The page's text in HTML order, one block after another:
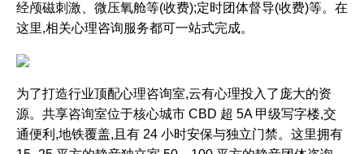
经颅磁刺激、微压氧舱等(收费);定时团体督导(收费)等。在
这里,相关心理咨询服务都可一站式完成。
为了打造行业顶配心理咨询室,云有心理投入了庞大的资
源。共享咨询室位于核心城市 CBD 超 5A 甲级写字楼,交
通便利,地铁覆盖,且有 24 小时安保与独立门禁。这里拥有